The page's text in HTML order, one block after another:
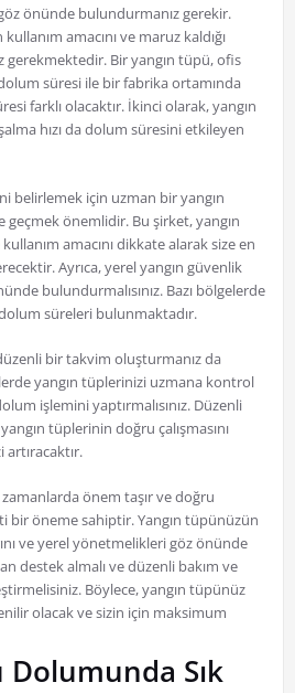
önünde bulundurmanız gerekir.
amacını ve maruz kaldığı
gerekmektedir. Bir yangın tüpü, ofis
süresi ile bir fabrika ortamında
farklı olacaktır. İkinci olarak, yangın
hızı da dolum süresini etkileyen
belirlemek için uzman bir yangın
önemlidir. Bu şirket, yangın
amacını dikkate alarak size en
Ayrıca, yerel yangın güvenlik
bulundurmalısınız. Bazı bölgelerde
süreleri bulunmaktadır.
bir takvim oluşturmanız da
yangın tüplerinizi uzmana kontrol
işlemini yaptırmalısınız. Düzenli
tüplerinin doğru çalışmasını
önem taşır ve doğru
bir öneme sahiptir. Yangın tüpünüzün
ve yerel yönetmelikleri göz önünde
destek almalı ve düzenli bakım ve
Böylece, yangın tüpünüz
olacak ve sizin için maksimum
Dolumunda Sık